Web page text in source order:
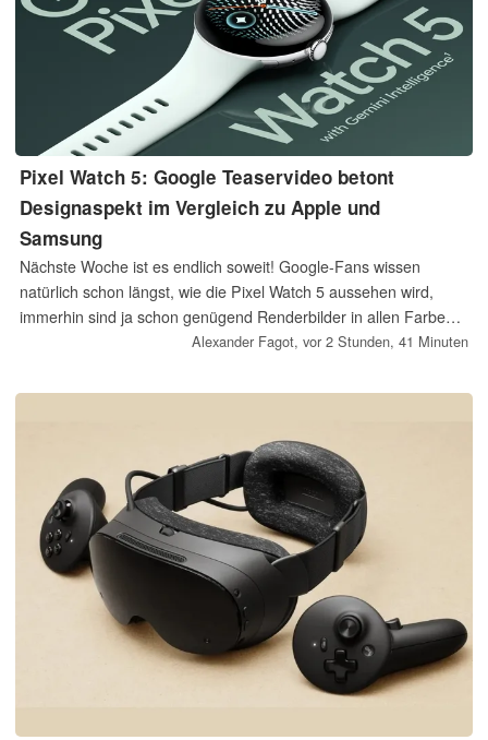
Pixel Watch 5: Google Teaservideo betont
Designaspekt im Vergleich zu Apple und
Samsung
Nächste Woche ist es endlich soweit! Google-Fans wissen
natürlich schon längst, wie die Pixel Watch 5 aussehen wird,
immerhin sind ja schon genügend Renderbilder in allen Farben
sowie Marketing-Materialien geleakt. Nach Teaservideos zur
neuen Google-Smartwatch draußen.
Alexander Fagot, vor 2 Stunden, 41 Minuten